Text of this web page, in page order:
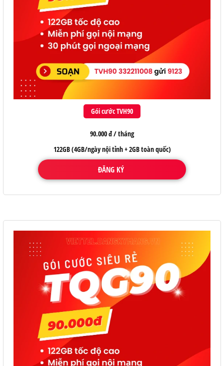
Gói cước TVH90
90.000 đ / tháng
122GB (4GB/ngày nội tỉnh + 2GB toàn quốc)
ĐĂNG KÝ